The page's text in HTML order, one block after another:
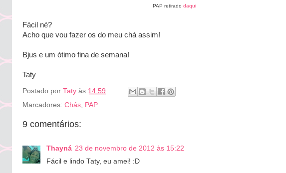
PAP retirado daqui
Fácil né?
Acho que vou fazer os do meu chá assim!
Bjus e um ótimo fina de semana!
Taty
Postado por Taty às 14:59
Marcadores: Chás PAP
9 comentários:
Thayná 23 de novembro de 2012 às 15:22
Fácil e lindo Taty, eu amei! :D